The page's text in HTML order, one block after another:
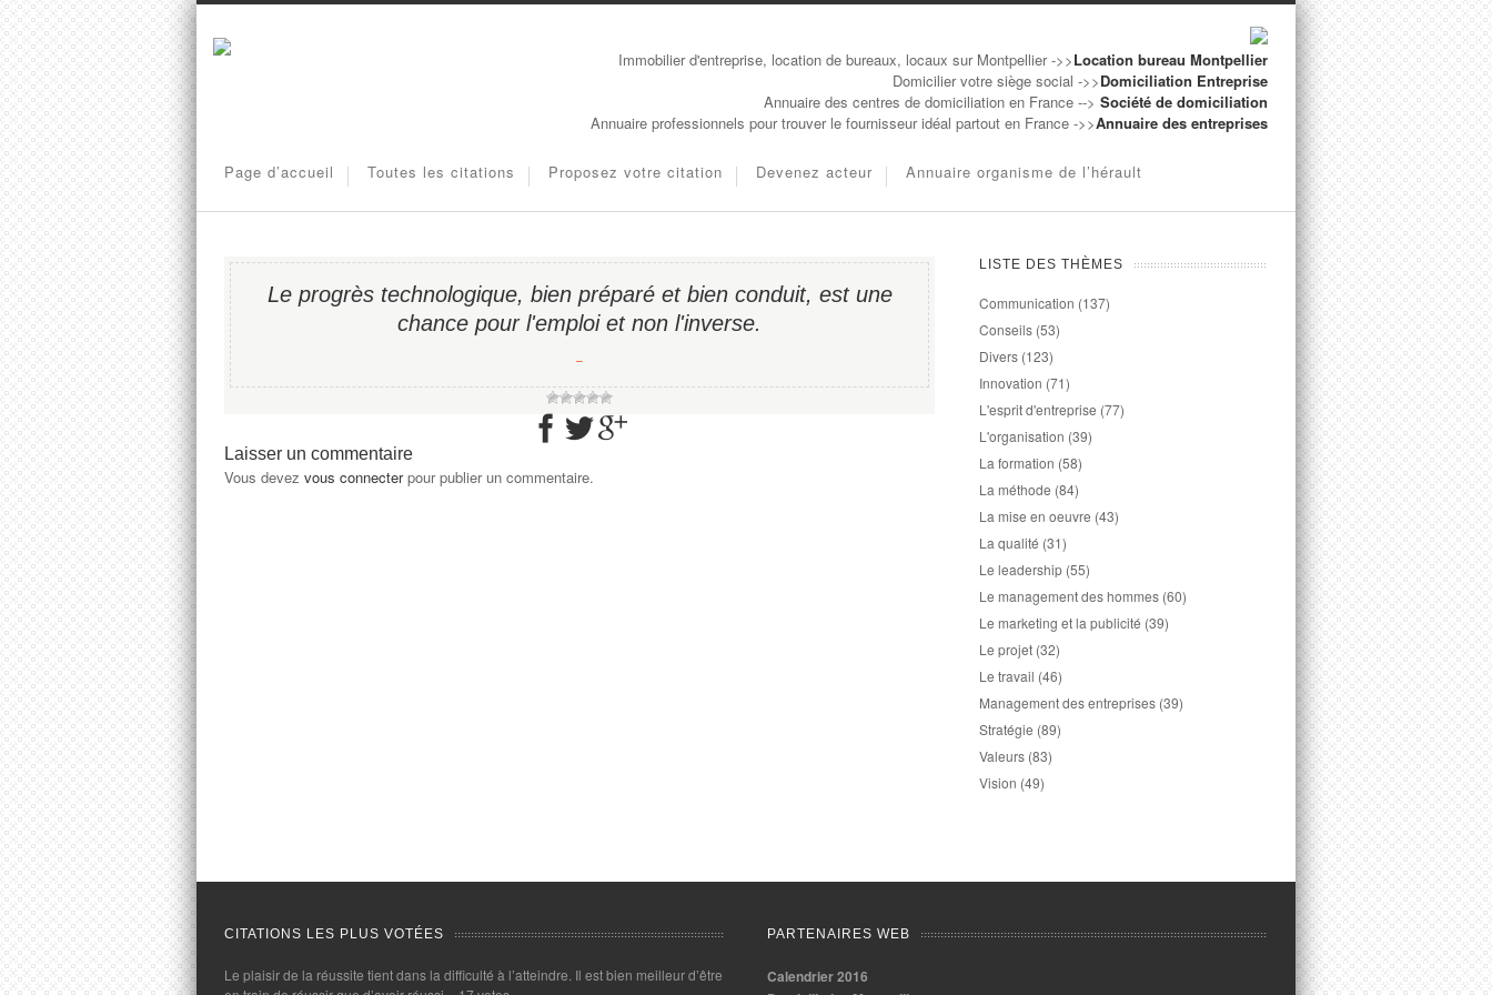
Immobilier d'entreprise, location de bureaux, locaux sur Montpellier ->>Location bureau Montpellier
Domicilier votre siège social ->>Domiciliation Entreprise
Annuaire des centres de domiciliation en France --> Société de domiciliation
Annuaire professionnels pour trouver le fournisseur idéal partout en France ->>Annuaire des entreprises
Page d’accueil Toutes les citations Proposez votre citation Devenez acteur Annuaire organisme de l’hérault
Le progrès technologique, bien préparé et bien conduit, est une
chance pour l'emploi et non l'inverse.
−
Laisser un commentaire
Vous devez vous connecterpour publier un commentaire.
LISTE DES THÈMES
Communication (137)
Conseils (53)
Divers (123)
Innovation (71)
L'esprit d'entreprise (77)
L'organisation (39)
La formation (58)
La méthode (84)
La mise en oeuvre (43)
La qualité (31)
Le leadership (55)
Le management des hommes (60)
Le marketing et la publicité (39)
Le projet (32)
Le travail (46)
Management des entreprises (39)
Stratégie (89)
Valeurs (83)
Vision (49)
CITATIONS LES PLUS VOTÉES
Le plaisir de la réussite tient dans la difficulté à l’atteindre. Il est bien meilleur d’être
PARTENAIRES WEB
Calendrier 2016